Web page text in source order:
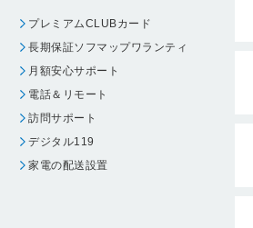
プレミアムCLUBカード
長期保証ソフマップワランティ
月額安心サポート
電話＆リモート
訪問サポート
デジタル119
家電の配送設置